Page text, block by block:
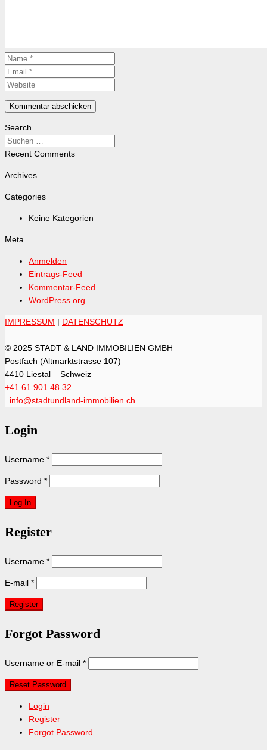
Search
Recent Comments
Archives
Categories
Keine Kategorien
Meta
Anmelden
Eintrags-Feed
Kommentar-Feed
WordPress.org
IMPRESSUM | DATENSCHUTZ
© 2025 STADT & LAND IMMOBILIEN GMBH
Postfach (Altmarktstrasse 107)
4410 Liestal – Schweiz
+41 61 901 48 32
info@stadtundland-immobilien.ch
Login
Username *
Password *
Register
Username *
E-mail *
Forgot Password
Username or E-mail *
Login
Register
Forgot Password